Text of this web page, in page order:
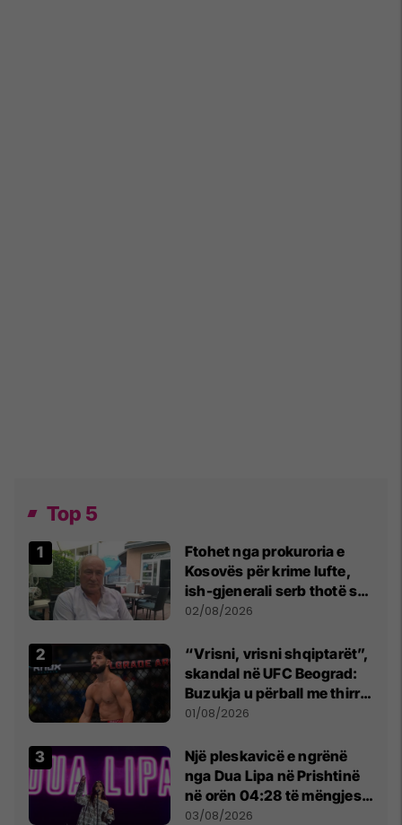
Top 5
Ftohet nga prokuroria e
Kosovës për krime lufte,
ish-gjenerali serb thotë se
dikush e tradhtoi në
02/08/2026
“Vrisni, vrisni shqiptarët”,
skandal në UFC Beograd:
Buzukja u përball me thirrje
anti-shqiptare nga
01/08/2026
Një pleskavicë e ngrënë
nga Dua Lipa në Prishtinë
në orën 04:28 të mëngjesit
- dhe bota digjitale serbe
03/08/2026